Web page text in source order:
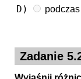
D)
Zadanie